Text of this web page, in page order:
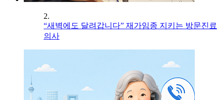
2.
“새벽에도 달려갑니다” 재가임종 지키는 방문진료
의사